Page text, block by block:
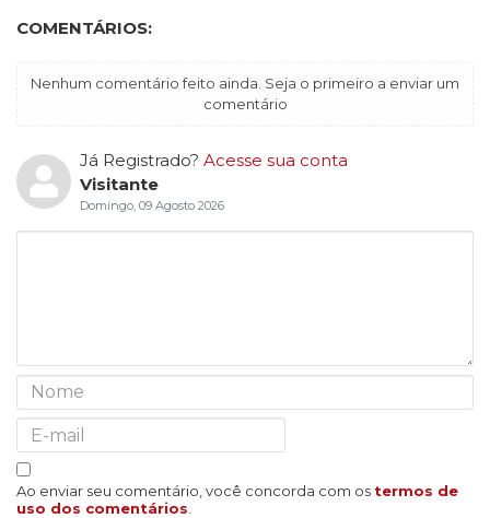
COMENTÁRIOS:
Nenhum comentário feito ainda. Seja o primeiro a enviar um
comentário
Já Registrado? Acesse sua conta
Visitante
Domingo, 09 Agosto 2026
Ao enviar seu comentário, você concorda com os termos de
uso dos comentários